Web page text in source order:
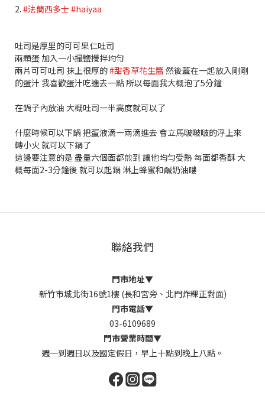
2. #法蘭西多士 #haiyaa
吐司是厚里的可可果仁吐司
兩顆蛋 加入一小撮鹽攪拌均勻
兩片可可吐司 抹上很厚的#甜香草花生醬 然後蓋在一起放入剛剛
的蛋汁 我喜歡蛋汁吃進去一點 所以每面我大概泡了5分鐘
在鍋子內放油 大概吐司一半高度就可以了
什麼時候可以下鍋 把蛋液滴一兩滴進去 會立馬啵啵啵的浮上來
轉小火 就可以下鍋了
這邊要注意的是 盡量六個面都煎到 讓他均勻受熱 每面都香酥 大
概每面2-3分鐘後 就可以起鍋 淋上蜂蜜和鹹奶油嘍
聯絡我們
門市地址▼
新竹市城北街16號1樓 (長和宮旁、北門炸粿正對面)
門市電話▼
03-6109689
門市營業時間▼
週一到週日以及國定假日，早上十點到晚上八點。